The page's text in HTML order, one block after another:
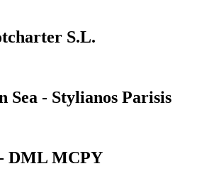
S.L.
Sea - Stylianos Parisis
DML MCPY